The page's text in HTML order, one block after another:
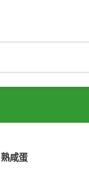
熟咸蛋